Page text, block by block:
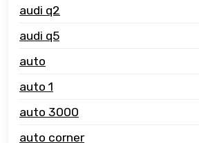
audi q2
audi q5
auto
auto 1
auto 3000
auto corner